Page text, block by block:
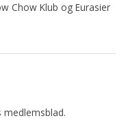
Chow Klub og Eurasier
medlemsblad.